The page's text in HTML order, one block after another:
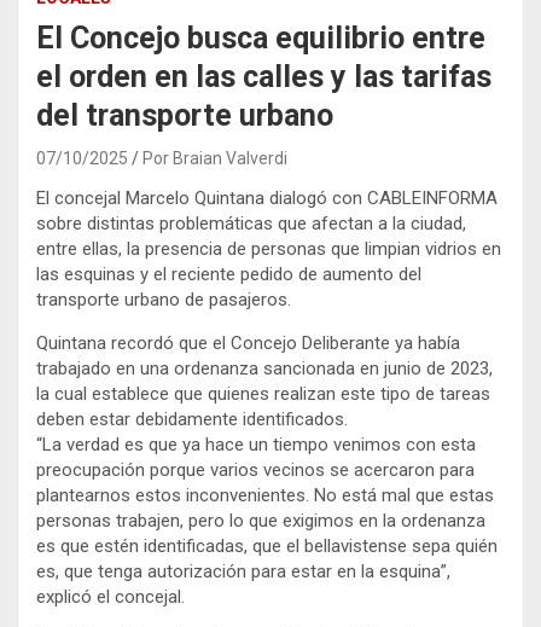
El Concejo busca equilibrio entre
el orden en las calles y las tarifas
del transporte urbano
07/10/2025 Por Braian Valverdi
El concejal Marcelo Quintana dialogó con CABLEINFORMA
sobre distintas problemáticas que afectan a la ciudad,
entre ellas, la presencia de personas que limpian vidrios en
las esquinas y el reciente pedido de aumento del
transporte urbano de pasajeros.
Quintana recordó que el Concejo Deliberante ya había
trabajado en una ordenanza sancionada en junio de 2023,
la cual establece que quienes realizan este tipo de tareas
deben estar debidamente identificados.
“La verdad es que ya hace un tiempo venimos con esta
preocupación porque varios vecinos se acercaron para
plantearnos estos inconvenientes. No está mal que estas
personas trabajen, pero lo que exigimos en la ordenanza
es que estén identificadas, que el bellavistense sepa quién
es, que tenga autorización para estar en la esquina”,
explicó el concejal.